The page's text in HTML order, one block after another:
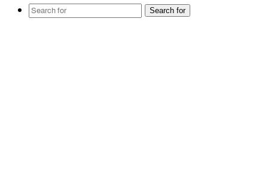
Search for